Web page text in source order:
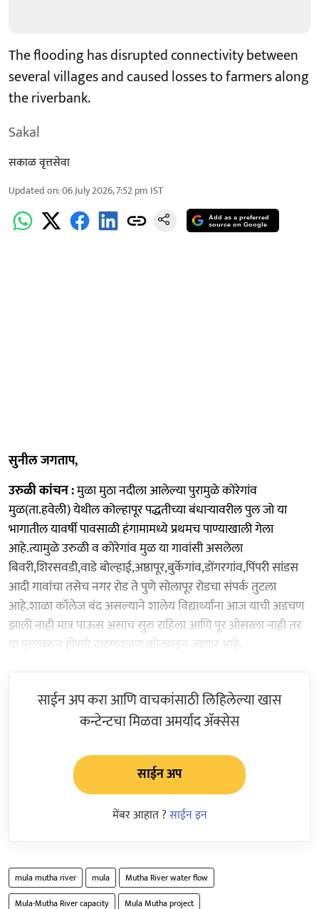
The flooding has disrupted connectivity between
several villages and caused losses to farmers along
the riverbank.
Sakal
सकाळ वृत्तसेवा
Updated on:06 July 2026, 7:52 pm IST
Add as a preferred
source on Google
सुनील जगताप,
उरुळी कांचन :मुळा मुठा नदीला आलेल्या पुरामुळे कोरेगांव
मुळ(ता.हवेली) येथील कोल्हापूर पद्धतीच्या बंधाऱ्यावरील पुल जो या
भागातील यावर्षी पावसाळी हंगामामध्ये प्रथमच पाण्याखाली गेला
आहे.त्यामुळे उरुळी व कोरेगांव मुळ या गावांसी असलेला
बिवरी,शिरसवडी,वाडे बोल्हाई,अष्ठापूर,बुर्केगांव,डोंगरगांव,पिंपरी सांडस
आदी गावांचा तसेच नगर रोड ते पुणे सोलापूर रोडचा संपर्क तुटला
आहे.शाळा कॉलेज बंद असल्याने शालेय विद्यार्थ्यांना आज याची अडचण
झाली नाही मात्र पाऊस असाच सुरु राहिला आणि पूर ओसरला नाही तर
या पुलावरून होणारे दळणवळण कोलमडून जाणार आहे.
साईन अप करा आणि वाचकांसाठी लिहिलेल्या खास
कन्टेन्टचा मिळवा अमर्याद ॲक्सेस
साईन अप
मेंबर आहात ?साईन इन
mula mutha river mula
Mutha River water flow
Mula-Mutha River capacity
Mula Mutha project